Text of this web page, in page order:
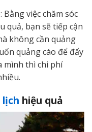
việc chăm sóc
quả, bạn sẽ tiếp cận
không cần quảng
quảng cáo để đẩy
mình thì chi phí
lịch hiệu quả